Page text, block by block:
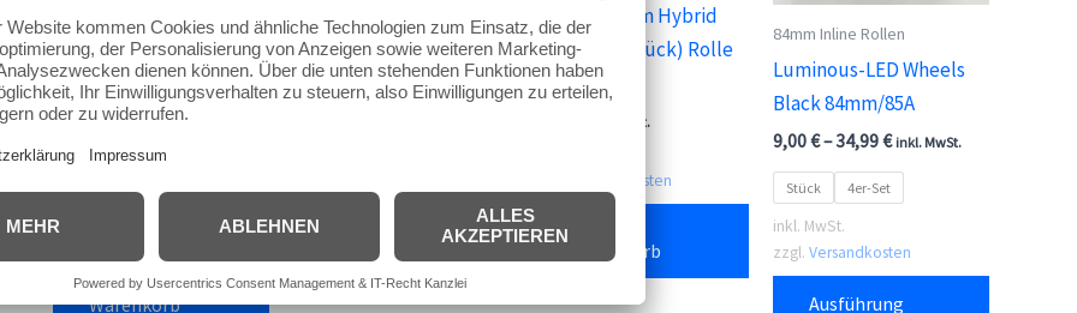
84mm Inline Rollen
K2 Rolle Booster
84mm/82A (4er Set) –
zzgl.
In den
Warenkorb
84mm Inline Rollen
Kopp Racing 84mm/88
(Stück)
zzgl.Versandkosten
Warenkorb
Labeda 84mm Hybrid
Rolle 85A (Stück) Rolle
Restbestand
inkl. MwSt.
Versandkosten
Warenkorb
84mm Inline Rollen
Luminous-LED Wheels
Black 84mm/85A
9,00€–34,99€ inkl. MwSt.
Stück 4er-Set
inkl. MwSt.
zzgl.Versandkosten
Ausführung
Dieses